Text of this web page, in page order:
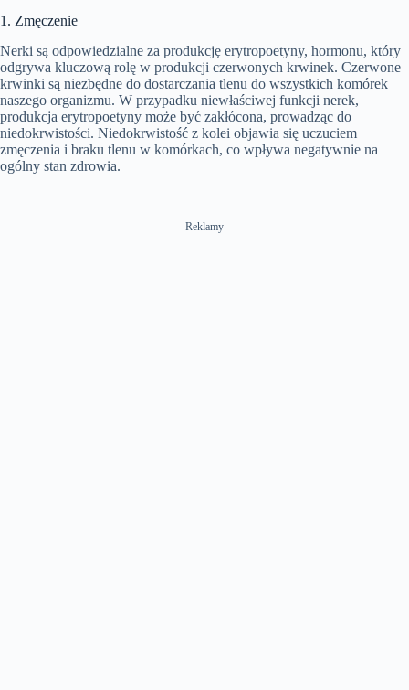
1. Zmęczenie
Nerki są odpowiedzialne za produkcję erytropoetyny, hormonu, który
odgrywa kluczową rolę w produkcji czerwonych krwinek. Czerwone
krwinki są niezbędne do dostarczania tlenu do wszystkich komórek
naszego organizmu. W przypadku niewłaściwej funkcji nerek,
produkcja erytropoetyny może być zakłócona, prowadząc do
niedokrwistości. Niedokrwistość z kolei objawia się uczuciem
zmęczenia i braku tlenu w komórkach, co wpływa negatywnie na
ogólny stan zdrowia.
Reklamy